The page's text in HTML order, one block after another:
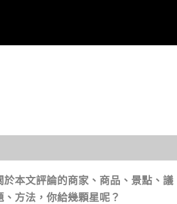
於本文評論的商家、商品、景點、議
、方法，你給幾顆星呢？